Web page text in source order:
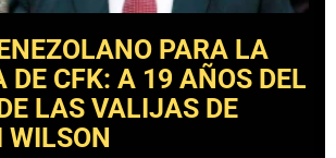
PARA LA
DE CFK: A 19 AÑOS DEL
LAS VALIJAS DE